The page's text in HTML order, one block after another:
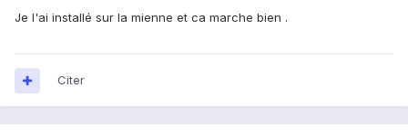
Je l'ai installé sur la mienne et ca marche bien .
Citer